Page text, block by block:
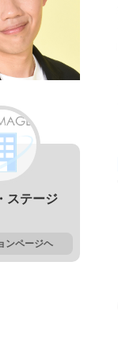
ステージ
ンページヘ